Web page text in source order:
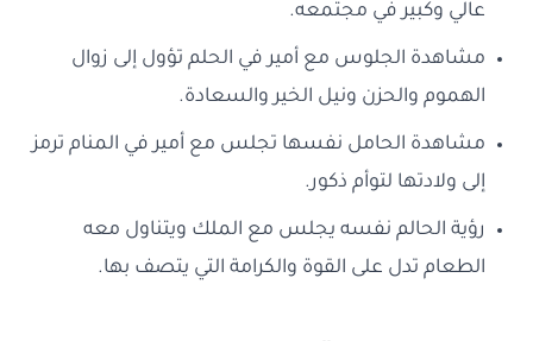
عالي وكبير في مجتمعه.
مشاهدة الجلوس مع أمير في الحلم تؤول إلى زوال
الهموم والحزن ونيل الخير والسعادة.
مشاهدة الحامل نفسها تجلس مع أمير في المنام ترمز
إلى ولادتها لتوأم ذكور.
رؤية الحالم نفسه يجلس مع الملك ويتناول معه
الطعام تدل على القوة والكرامة التي يتصف بها.